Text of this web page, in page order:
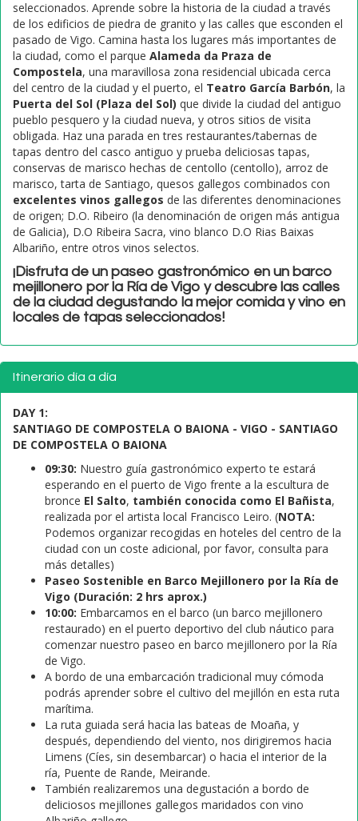
seleccionados. Aprende sobre la historia de la ciudad a través
de los edificios de piedra de granito y las calles que esconden el
pasado de Vigo. Camina hasta los lugares más importantes de
la ciudad, como el parque Alameda da Praza de
Compostela, una maravillosa zona residencial ubicada cerca
del centro de la ciudad y el puerto, el Teatro García Barbón, la
Puerta del Sol (Plaza del Sol) que divide la ciudad del antiguo
pueblo pesquero y la ciudad nueva, y otros sitios de visita
obligada. Haz una parada en tres restaurantes/tabernas de
tapas dentro del casco antiguo y prueba deliciosas tapas,
conservas de marisco hechas de centollo (centollo), arroz de
marisco, tarta de Santiago, quesos gallegos combinados con
excelentes vinos gallegos de las diferentes denominaciones
de origen; D.O. Ribeiro (la denominación de origen más antigua
de Galicia), D.O Ribeira Sacra, vino blanco D.O Rias Baixas
Albariño, entre otros vinos selectos.
¡Disfruta de un paseo gastronómico en un barco
mejillonero por la Ría de Vigo y descubre las calles
de la ciudad degustando la mejor comida y vino en
locales de tapas seleccionados!
Itinerario día a día
DAY 1:
SANTIAGO DE COMPOSTELA O BAIONA - VIGO - SANTIAGO
DE COMPOSTELA O BAIONA
09:30: Nuestro guía gastronómico experto te estará
esperando en el puerto de Vigo frente a la escultura de
bronce El Salto, también conocida como El Bañista,
realizada por el artista local Francisco Leiro. (NOTA:
Podemos organizar recogidas en hoteles del centro de la
ciudad con un coste adicional, por favor, consulta para
más detalles)
Paseo Sostenible en Barco Mejillonero por la Ría de
Vigo (Duración: 2 hrs aprox.)
10:00: Embarcamos en el barco (un barco mejillonero
restaurado) en el puerto deportivo del club náutico para
comenzar nuestro paseo en barco mejillonero por la Ría
de Vigo.
A bordo de una embarcación tradicional muy cómoda
podrás aprender sobre el cultivo del mejillón en esta ruta
marítima.
La ruta guiada será hacia las bateas de Moaña, y
después, dependiendo del viento, nos dirigiremos hacia
Limens (Cíes, sin desembarcar) o hacia el interior de la
ría, Puente de Rande, Meirande.
También realizaremos una degustación a bordo de
deliciosos mejillones gallegos maridados con vino